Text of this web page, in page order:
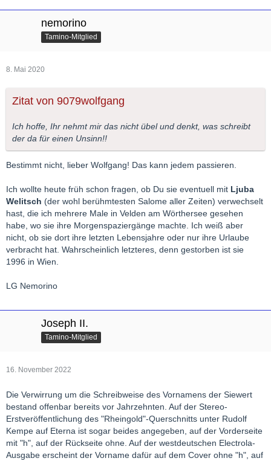
nemorino
Tamino-Mitglied
8. Mai 2020
Zitat von 9079wolfgang
Ich hoffe, Ihr nehmt mir das nicht übel und denkt, was schreibt
der da für einen Unsinn!!
Bestimmt nicht, lieber Wolfgang! Das kann jedem passieren.
Ich wollte heute früh schon fragen, ob Du sie eventuell mit Ljuba
Welitsch (der wohl berühmtesten Salome aller Zeiten) verwechselt
hast, die ich mehrere Male in Velden am Wörthersee gesehen
habe, wo sie ihre Morgenspaziergänge machte. Ich weiß aber
nicht, ob sie dort ihre letzten Lebensjahre oder nur ihre Urlaube
verbracht hat. Wahrscheinlich letzteres, denn gestorben ist sie
1996 in Wien.
LG Nemorino
Joseph II.
Tamino-Mitglied
16. November 2022
Die Verwirrung um die Schreibweise des Vornamens der Siewert
bestand offenbar bereits vor Jahrzehnten. Auf der Stereo-
Erstveröffentlichung des "Rheingold"-Querschnitts unter Rudolf
Kempe auf Eterna ist sogar beides angegeben, auf der Vorderseite
mit "h", auf der Rückseite ohne. Auf der westdeutschen Electrola-
Ausgabe erscheint der Vorname dafür auf dem Cover ohne "h", auf